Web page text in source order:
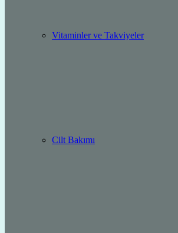
Vitaminler ve Takviyeler
Cilt Bakımı